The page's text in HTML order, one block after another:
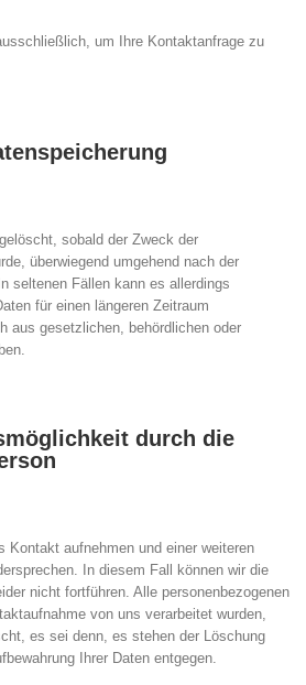
um Ihre Kontaktanfrage zu
sobald der Zweck der
überwiegend umgehend nach der
seltenen Fällen kann es allerdings
für einen längeren Zeitraum
aus gesetzlichen, behördlichen oder
durch die
Kontakt aufnehmen und einer weiteren
In diesem Fall können wir die
nicht fortführen. Alle personenbezogenen
von uns verarbeitet wurden,
es sei denn, es stehen der Löschung
Ihrer Daten entgegen.